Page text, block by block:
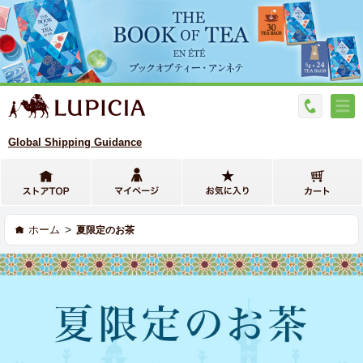
Global Shipping Guidance
ホーム > 夏限定のお茶